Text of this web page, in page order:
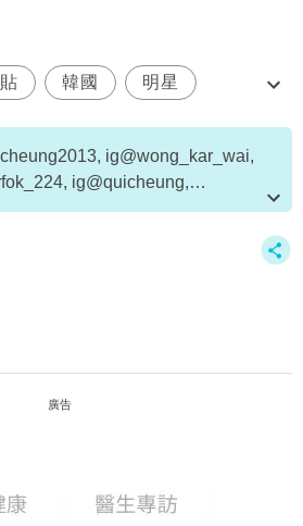
韓國 明星
ig@wong_kar_wai,
ig@quicheung,
ig@jeffreyngai, Snow 截圖
刊於NewMonday
廣告